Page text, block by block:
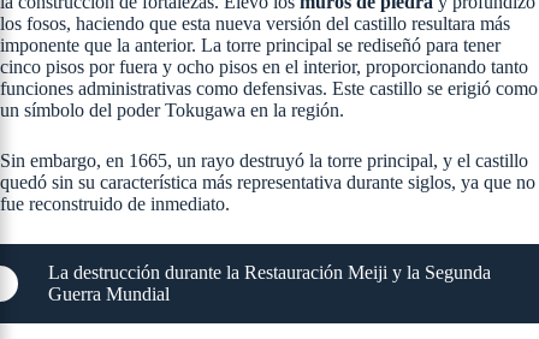
los fosos, haciendo que esta nueva versión del castillo resultara más
imponente que la anterior. La torre principal se rediseñó para tener
cinco pisos por fuera y ocho pisos en el interior, proporcionando tanto
funciones administrativas como defensivas. Este castillo se erigió como
un símbolo del poder Tokugawa en la región​.
Sin embargo, en 1665, un rayo destruyó la torre principal, y el castillo
quedó sin su característica más representativa durante siglos, ya que no
fue reconstruido de inmediato.
La destrucción durante la Restauración Meiji y la Segunda
Guerra Mundial